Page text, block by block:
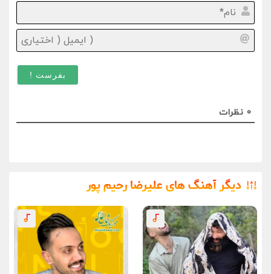
نام*
0 نظرات
دیگر آهنگ های علیرضا رحیم پور